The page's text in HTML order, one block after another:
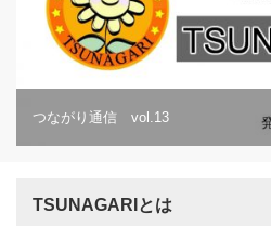
つながり通信 vol.13
TSUNAGARIとは